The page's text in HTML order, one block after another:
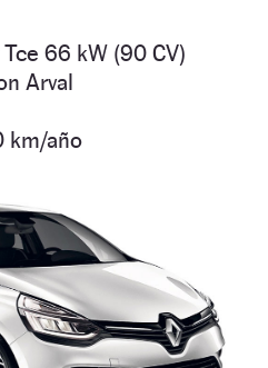
66 kW (90 CV)
Arval
km/año